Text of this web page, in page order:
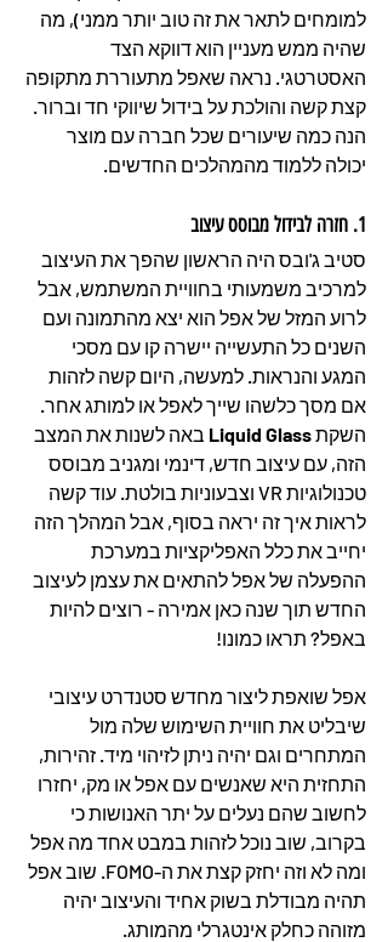
למומחים לתאר את זה טוב יותר ממני), מה
שהיה ממש מעניין הוא דווקא הצד
האסטרטגי. נראה שאפל מתעוררת מתקופה
קצת קשה והולכת על בידול שיווקי חד וברור.
הנה כמה שיעורים שכל חברה עם מוצר
יכולה ללמוד מהמהלכים החדשים.
1. חזרה לבידול מבוסס עיצוב
סטיב ג'ובס היה הראשון שהפך את העיצוב
למרכיב משמעותי בחוויית המשתמש, אבל
לרוע המזל של אפל הוא יצא מהתמונה ועם
השנים כל התעשייה יישרה קו עם מסכי
המגע והנראות. למעשה, היום קשה לזהות
אם מסך כלשהו שייך לאפל או למותג אחר.
השקת Liquid Glass באה לשנות את המצב
הזה, עם עיצוב חדש, דינמי ומגניב מבוסס
טכנולוגיות VR וצבעוניות בולטת. עוד קשה
לראות איך זה יראה בסוף, אבל המהלך הזה
יחייב את כלל האפליקציות במערכת
ההפעלה של אפל להתאים את עצמן לעיצוב
החדש תוך שנה כאן אמירה - רוצים להיות
באפל? תראו כמונו!
אפל שואפת ליצור מחדש סטנדרט עיצובי
שיבליט את חוויית השימוש שלה מול
המתחרים וגם יהיה ניתן לזיהוי מיד. זהירות,
התחזית היא שאנשים עם אפל או מק, יחזרו
לחשוב שהם נעלים על יתר האנושות כי
בקרוב, שוב נוכל לזהות במבט אחד מה אפל
ומה לא וזה יחזק קצת את ה-FOMO. שוב אפל
תהיה מבודלת בשוק אחיד והעיצוב יהיה
מזוהה כחלק אינטגרלי מהמותג.